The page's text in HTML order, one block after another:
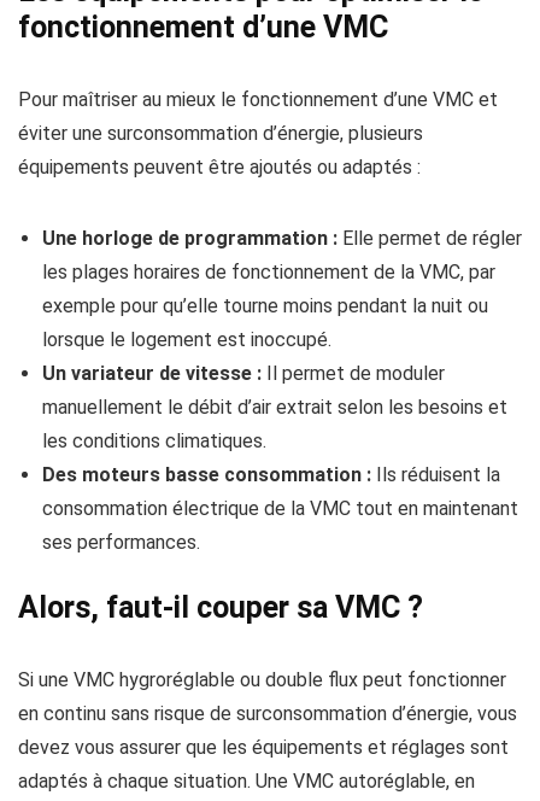
fonctionnement d’une VMC
Pour maîtriser au mieux le fonctionnement d’une VMC et
éviter une surconsommation d’énergie, plusieurs
équipements peuvent être ajoutés ou adaptés :
Une horloge de programmation : Elle permet de régler
les plages horaires de fonctionnement de la VMC, par
exemple pour qu’elle tourne moins pendant la nuit ou
lorsque le logement est inoccupé.
Un variateur de vitesse : Il permet de moduler
manuellement le débit d’air extrait selon les besoins et
les conditions climatiques.
Des moteurs basse consommation : Ils réduisent la
consommation électrique de la VMC tout en maintenant
ses performances.
Alors, faut-il couper sa VMC ?
Si une VMC hygroréglable ou double flux peut fonctionner
en continu sans risque de surconsommation d’énergie, vous
devez vous assurer que les équipements et réglages sont
adaptés à chaque situation. Une VMC autoréglable, en